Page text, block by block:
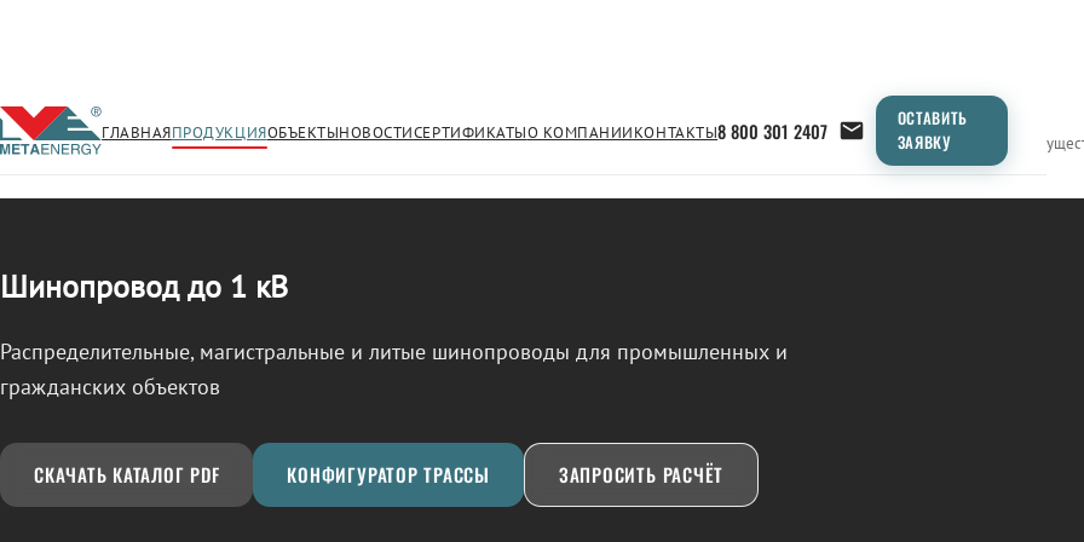
ГЛАВНАЯПРОДУКЦИЯОБЪЕКТЫНОВОСТИСЕРТИФИКАТЫО КОМПАНИИКОНТАКТЫ8 800 301 2407
ОСТАВИТЬ
ЗАЯВКУ
← Продукция/ШИНОПРОВОД Применение Продукция ТипоразмерыСравнение
Шинопровод до 1 кВ
Распределительные, магистральные и литые шинопроводы для промышленных и
гражданских объектов
СКАЧАТЬ КАТАЛОГ PDF КОНФИГУРАТОР ТРАССЫ ЗАПРОСИТЬ РАСЧЁТ